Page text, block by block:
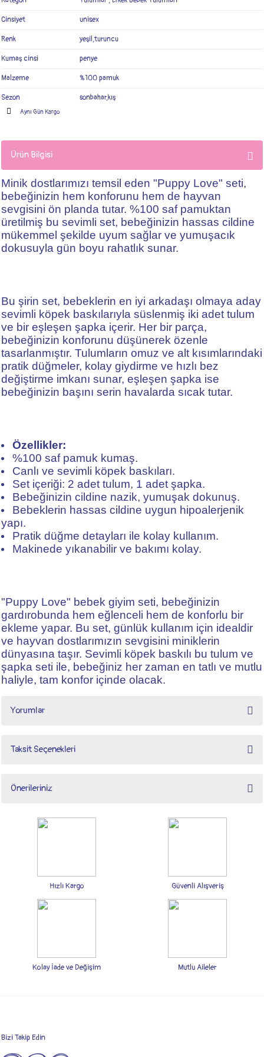
Cinsiyet unisex
Renk yeşil,turuncu
Kumaş cinsi penye
Malzeme %100 pamuk
Sezon sonbahar,kış
Aynı Gün Kargo
Ürün Bilgisi
Minik dostlarımızı temsil eden "Puppy Love" seti,
bebeğinizin hem konforunu hem de hayvan
sevgisini ön planda tutar. %100 saf pamuktan
üretilmiş bu sevimli set, bebeğinizin hassas cildine
mükemmel şekilde uyum sağlar ve yumuşacık
dokusuyla gün boyu rahatlık sunar.
Bu şirin set, bebeklerin en iyi arkadaşı olmaya aday
sevimli köpek baskılarıyla süslenmiş iki adet tulum
ve bir eşleşen şapka içerir. Her bir parça,
bebeğinizin konforunu düşünerek özenle
tasarlanmıştır. Tulumların omuz ve alt kısımlarındaki
pratik düğmeler, kolay giydirme ve hızlı bez
değiştirme imkanı sunar, eşleşen şapka ise
bebeğinizin başını serin havalarda sıcak tutar.
Özellikler:
%100 saf pamuk kumaş.
Canlı ve sevimli köpek baskıları.
Set içeriği: 2 adet tulum, 1 adet şapka.
Bebeğinizin cildine nazik, yumuşak dokunuş.
Bebeklerin hassas cildine uygun hipoalerjenik
yapı.
Pratik düğme detayları ile kolay kullanım.
Makinede yıkanabilir ve bakımı kolay.
"Puppy Love" bebek giyim seti, bebeğinizin
gardırobunda hem eğlenceli hem de konforlu bir
ekleme yapar. Bu set, günlük kullanım için idealdir
ve hayvan dostlarımızın sevgisini miniklerin
dünyasına taşır. Sevimli köpek baskılı bu tulum ve
şapka seti ile, bebeğiniz her zaman en tatlı ve mutlu
haliyle, tam konfor içinde olacak.
Yorumlar
Taksit Seçenekleri
Önerileriniz
Bu ürünün fiyat bilgisi, resim, ürün açıklamalarında ve diğer konularda yetersiz
gördüğünüz noktaları öneri formunu kullanarak tarafımıza iletebilirsiniz.
Ürün açıklamasında eksik bilgiler bulunuyor.
Ürün bilgilerinde hatalar bulunuyor.
Hızlı Kargo Güvenli Alışveriş
Kolay İade ve Değişim Mutlu Aileler
Bizi Takip Edin